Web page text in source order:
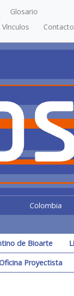
Glosario
Vínculos Contacto
Colombia
de Bioarte
Proyectista